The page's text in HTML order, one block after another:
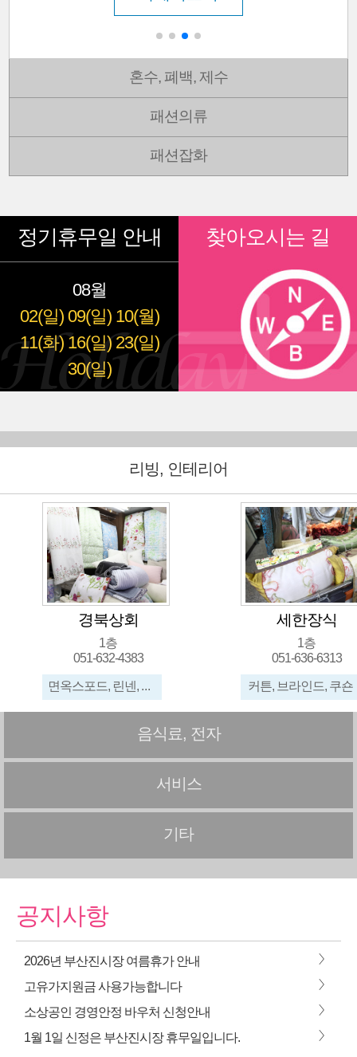
혼수, 폐백, 제수
패션의류
패션잡화
정기휴무일 안내
08월
02(일) 09(일) 10(월)
11(화) 16(일) 23(일)
30(일)
찾아오시는 길
리빙, 인테리어
경북상회
1층
051-632-4383
면옥스포드, 린넨, 100수, 인견, 침구 소품
세한장식
1층
051-636-6313
커튼, 브라인드, 쿠숀
음식료, 전자
서비스
기타
공지사항
2026년 부산진시장 여름휴가 안내 >
고유가지원금 사용가능합니다 >
소상공인 경영안정 바우처 신청안내 >
1월 1일 신정은 부산진시장 휴무일입니다. >